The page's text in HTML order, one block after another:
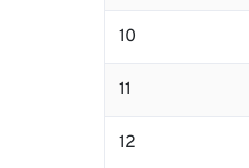
10
11
12